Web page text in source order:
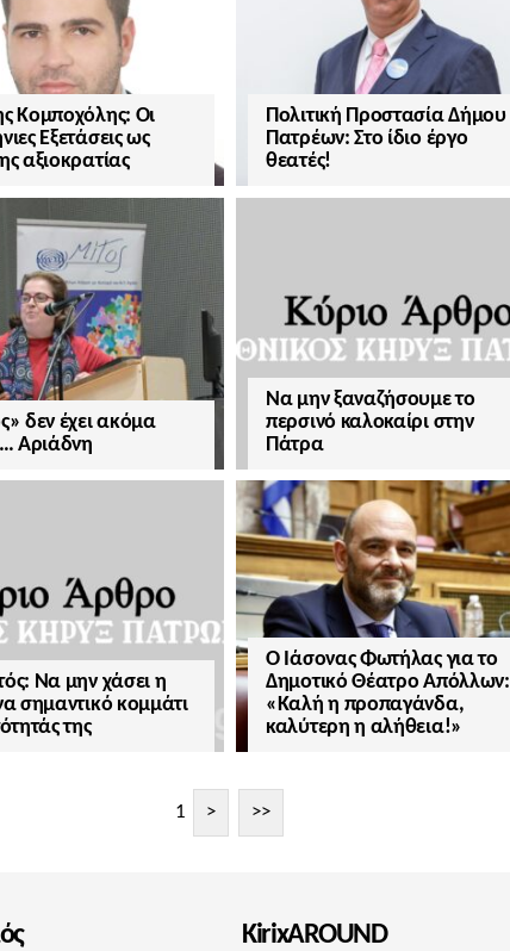
Κομποχόλης: Οι
Εξετάσεις ως
αξιοκρατίας
Πολιτική Προστασία Δήμου
Πατρέων: Στο ίδιο έργο
θεατές!
δεν έχει ακόμα
Αριάδνη
Να μην ξαναζήσουμε το
περσινό καλοκαίρι στην
Πάτρα
Να μην χάσει η
σημαντικό κομμάτι
της
Ο Ιάσονας Φωτήλας για το
Δημοτικό Θέατρο Απόλλων:
«Καλή η προπαγάνδα,
καλύτερη η αλήθεια!»
1 > >>
KirixAROUND